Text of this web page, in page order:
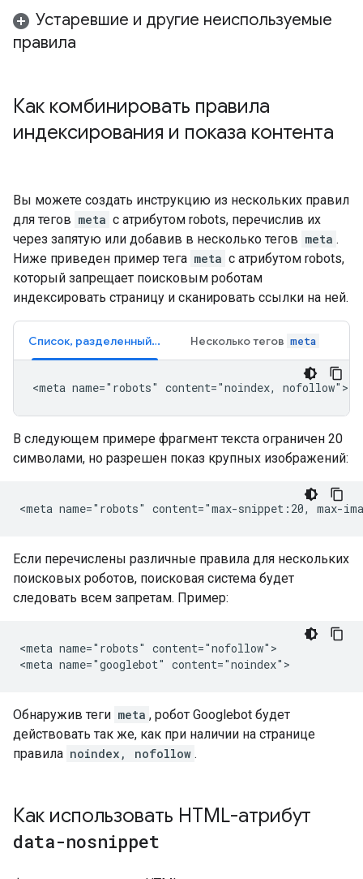
Устаревшие и другие неиспользуемые
правила
Как комбинировать правила
индексирования и показа контента
Вы можете создать инструкцию из нескольких правил
для тегов meta с атрибутом robots, перечислив их
через запятую или добавив в несколько тегов meta .
Ниже приведен пример тега meta с атрибутом robots,
который запрещает поисковым роботам
индексировать страницу и сканировать ссылки на ней.
Список, разделенный запятыми Несколько тегов meta
<meta name="robots" content="noindex, nofollow">
В следующем примере фрагмент текста ограничен 20
символами, но разрешен показ крупных изображений:
<meta name="robots" content="max-snippet:20, max-
Если перечислены различные правила для нескольких
поисковых роботов, поисковая система будет
следовать всем запретам. Пример:
<meta name="robots" content="nofollow">
<meta name="googlebot" content="noindex">
Обнаружив теги meta , робот Googlebot будет
действовать так же, как при наличии на странице
правила noindex, nofollow .
Как использовать HTML-атрибут
data-nosnippet